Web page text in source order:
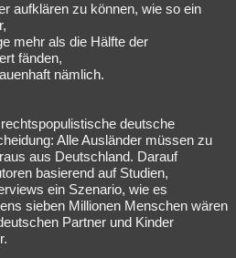
aufklären zu können, wie so ein
mehr als die Hälfte der
fänden,
nämlich.
deutsche
Alle Ausländer müssen zu
aus Deutschland. Darauf
basierend auf Studien,
ein Szenario, wie es
sieben Millionen Menschen wären
Partner und Kinder